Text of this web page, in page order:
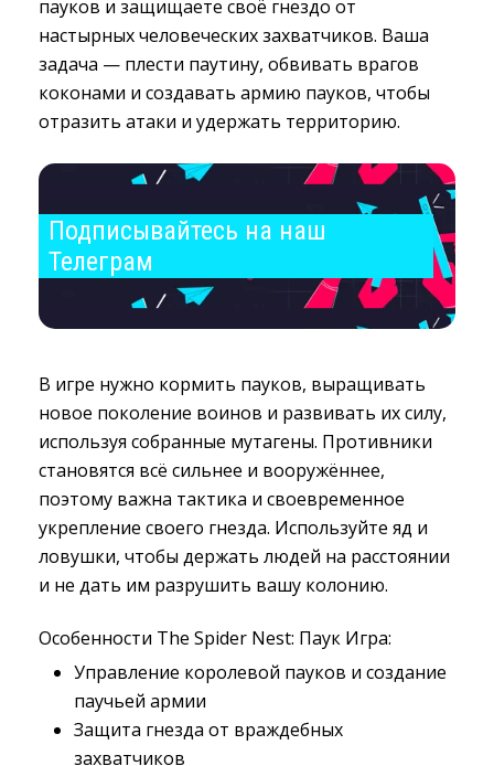
пауков и защищаете своё гнездо от
настырных человеческих захватчиков. Ваша
задача — плести паутину, обвивать врагов
коконами и создавать армию пауков, чтобы
отразить атаки и удержать территорию.
Подписывайтесь на наш
Телеграм
В игре нужно кормить пауков, выращивать
новое поколение воинов и развивать их силу,
используя собранные мутагены. Противники
становятся всё сильнее и вооружённее,
поэтому важна тактика и своевременное
укрепление своего гнезда. Используйте яд и
ловушки, чтобы держать людей на расстоянии
и не дать им разрушить вашу колонию.
Особенности The Spider Nest: Паук Игра:
Управление королевой пауков и создание
паучьей армии
Защита гнезда от враждебных
захватчиков